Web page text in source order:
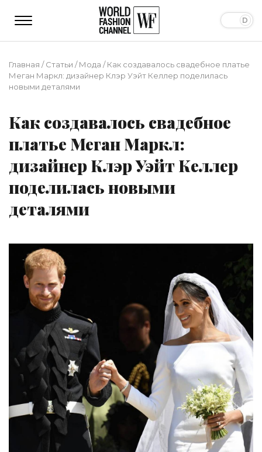
Главная /Статьи /Мода /Как создавалось свадебное платье
Меган Маркл: дизайнер Клэр Уэйт Келлер поделилась
новыми деталями
Как создавалось свадебное
платье Меган Маркл:
дизайнер Клэр Уэйт Келлер
поделилась новыми
деталями